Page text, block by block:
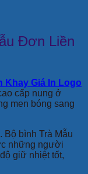
Đơn Liền
Khay Giá In Logo
cấp nung ở
men bóng sang
bình Trà Mẫu
những người
giữ nhiệt tốt,